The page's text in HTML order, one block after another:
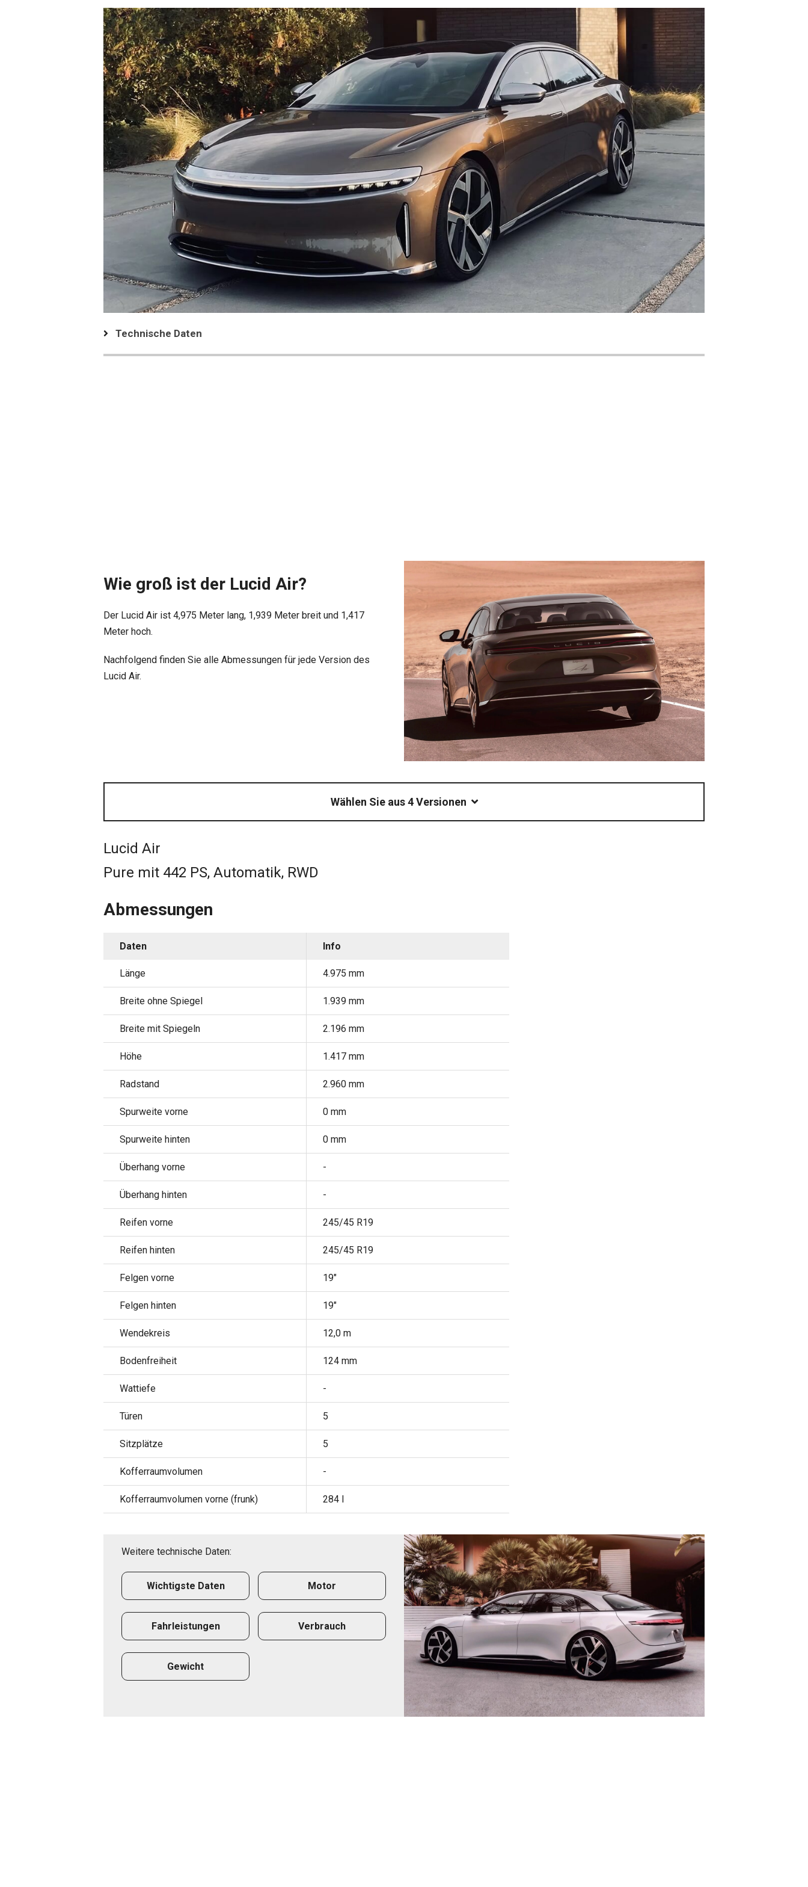
Technische Daten
Wie groß ist der Lucid Air?
Der Lucid Air ist 4,975 Meter lang, 1,939 Meter breit und 1,417
Meter hoch.
Nachfolgend finden Sie alle Abmessungen für jede Version des
Lucid Air.
Lucid Air
Pure mit 442 PS, Automatik, RWD
Abmessungen
Daten Info
Länge 4.975 mm
Breite ohne Spiegel 1.939 mm
Breite mit Spiegeln 2.196 mm
Höhe 1.417 mm
Radstand 2.960 mm
Spurweite vorne 0 mm
Spurweite hinten 0 mm
Überhang vorne -
Überhang hinten -
Reifen vorne 245/45 R19
Reifen hinten 245/45 R19
Felgen vorne 19"
Felgen hinten 19"
Wendekreis 12,0 m
Bodenfreiheit 124 mm
Wattiefe -
Türen 5
Sitzplätze 5
Kofferraumvolumen -
Kofferraumvolumen vorne (frunk) 284 l
Weitere technische Daten:
Wichtigste Daten Motor
Fahrleistungen Verbrauch
Gewicht